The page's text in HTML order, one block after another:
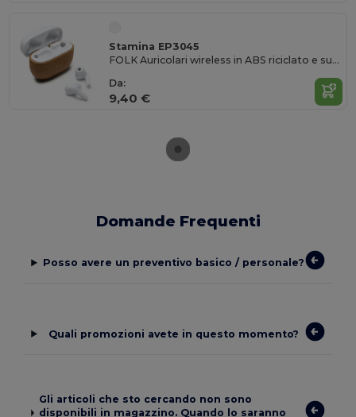
Stamina EP3045
FOLK Auricolari wireless in ABS riciclato e sughero naturale
Da:
9,40 €
Domande Frequenti
Posso avere un preventivo basico / personale?
Quali promozioni avete in questo momento?
Gli articoli che sto cercando non sono
disponibili in magazzino. Quando lo saranno